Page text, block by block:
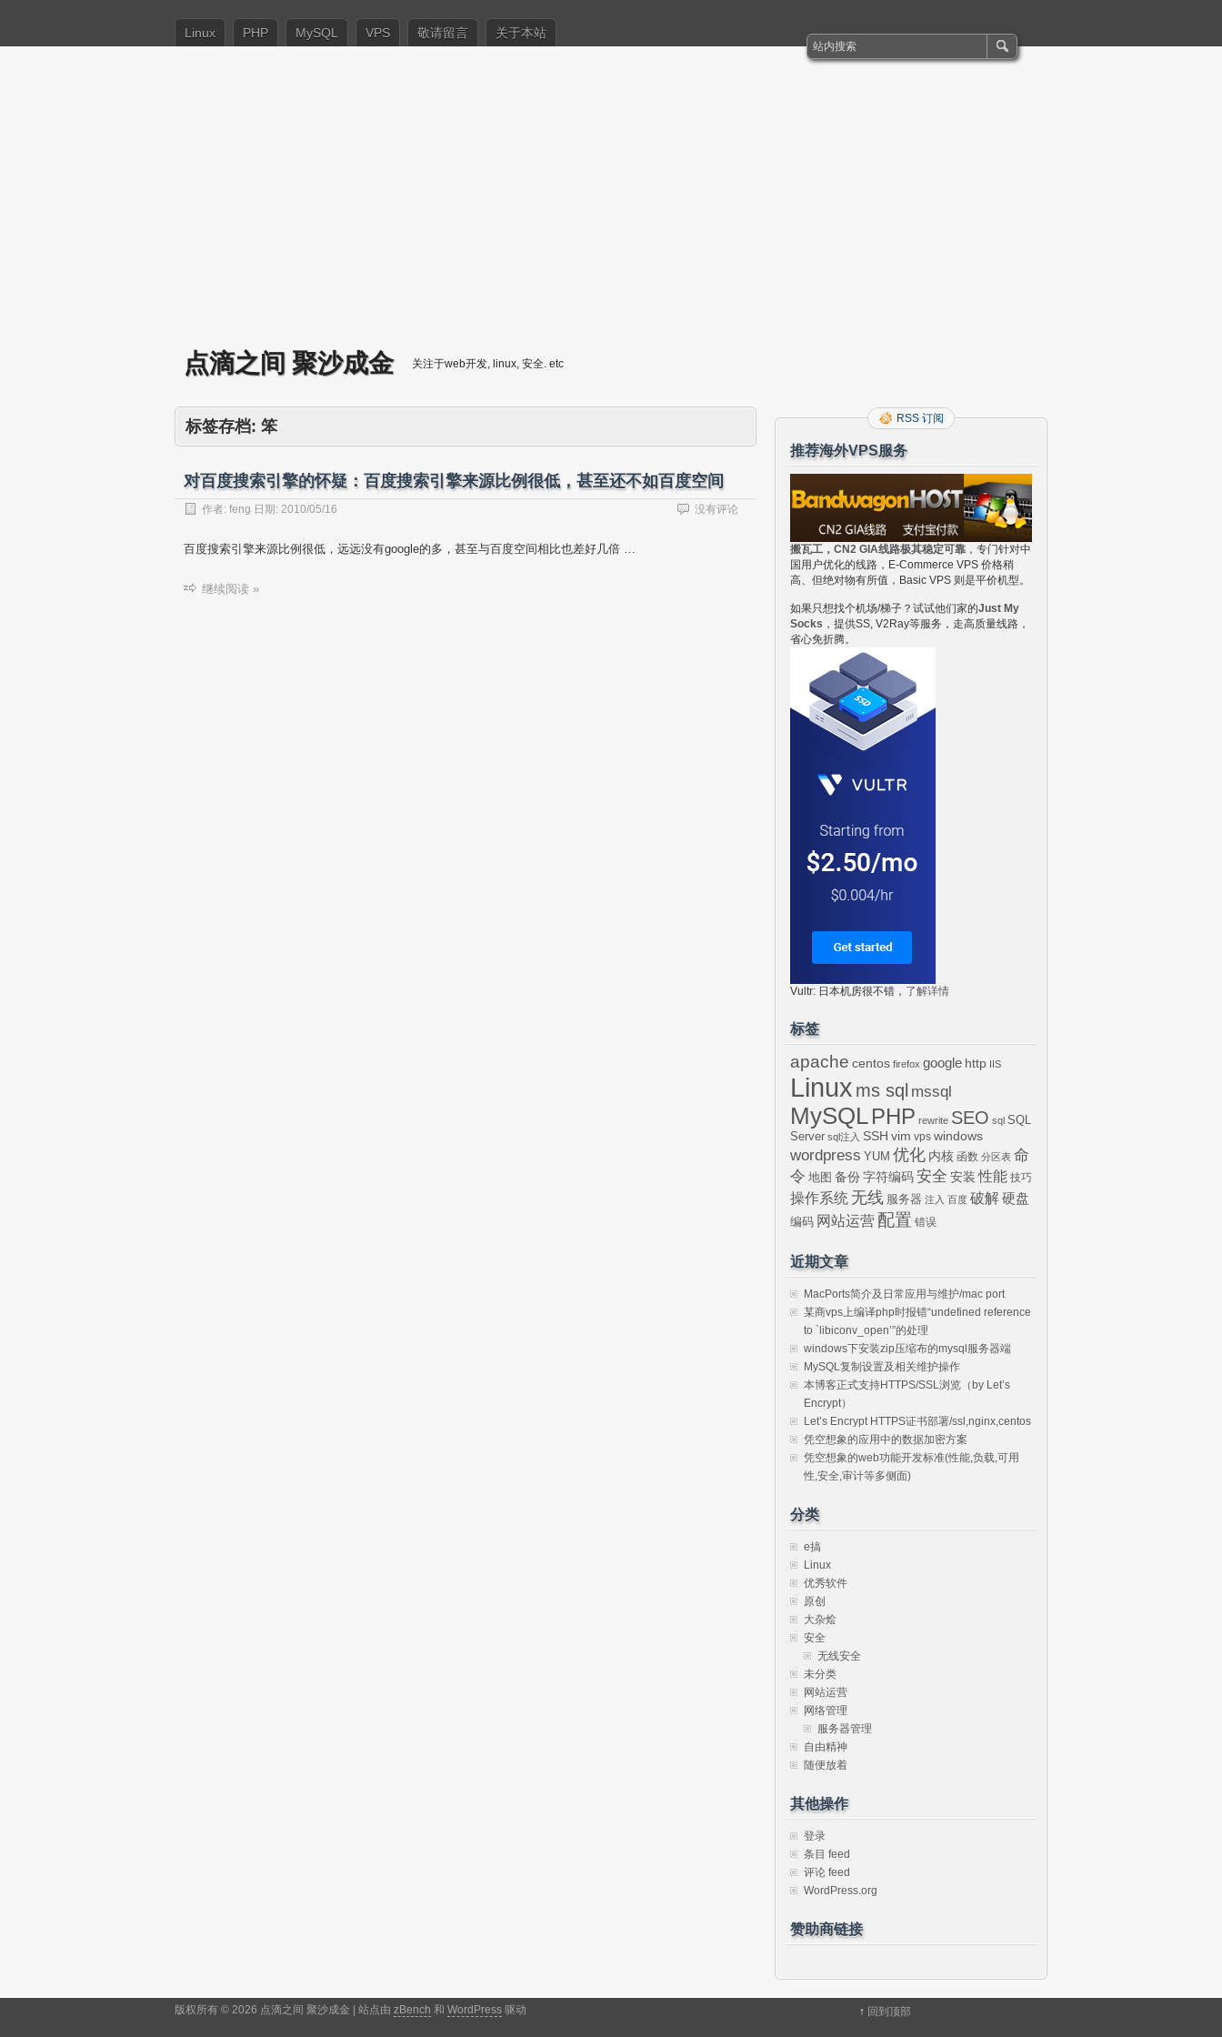
Linux PHP MySQL VPS 敬请留言 关于本站
点滴之间 聚沙成金 关注于web开发, linux, 安全. etc
标签存档: 笨
对百度搜索引擎的怀疑：百度搜索引擎来源比例很低，甚至还不如百度空间
作者: feng 日期: 2010/05/16 没有评论
百度搜索引擎来源比例很低，远远没有google的多，甚至与百度空间相比也差好几倍 …
继续阅读 »
RSS 订阅
推荐海外VPS服务
搬瓦工，CN2 GIA线路极其稳定可靠 ，专门针对中
国用户优化的线路，E-Commerce VPS 价格稍
高、但绝对物有所值，Basic VPS 则是平价机型。
如果只想找个机场/梯子？试试他们家的Just My
Socks ，提供SS, V2Ray等服务，走高质量线路，
省心免折腾。
Vultr: 日本机房很不错， 了解详情
标签
apache centos firefox google http IIS
Linux ms sql mssql
MySQLPHP rewrite SEO sql SQL
Server sql注入 SSH vim vps windows
wordpress YUM 优化 内核 函数 分区表 命
令 地图 备份 字符编码 安全 安装 性能 技巧
操作系统 无线 服务器 注入 百度 破解硬盘
编码 网站运营 配置 错误
近期文章
MacPorts简介及日常应用与维护/mac port
某商vps上编译php时报错“undefined reference
to `libiconv_open’”的处理
windows下安装zip压缩布的mysql服务器端
MySQL复制设置及相关维护操作
本博客正式支持HTTPS/SSL浏览（by Let’s
Encrypt）
Let’s Encrypt HTTPS证书部署/ssl,nginx,centos
凭空想象的应用中的数据加密方案
凭空想象的web功能开发标准(性能,负载,可用
性,安全,审计等多侧面)
分类
e搞
Linux
优秀软件
原创
大杂烩
安全
无线安全
未分类
网站运营
网络管理
服务器管理
自由精神
随便放着
其他操作
登录
条目 feed
评论 feed
WordPress.org
赞助商链接
版权所有 © 2026 点滴之间 聚沙成金 | 站点由 zBench 和 WordPress 驱动 ↑ 回到顶部